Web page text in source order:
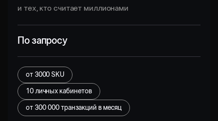
и тех, кто считает миллионами
По запросу
от 3000 SKU
10 личных кабинетов
от 300 000 транзакций в месяц